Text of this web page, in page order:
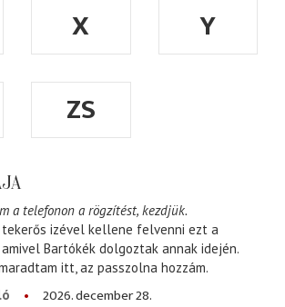
X
Y
ZS
a telefonon a rögzítést, kezdjük.
tekerős izével kellene felvenni ezt a
Bartókék dolgoztak annak idején.
itt, az passzolna hozzám.
2026. december 28.